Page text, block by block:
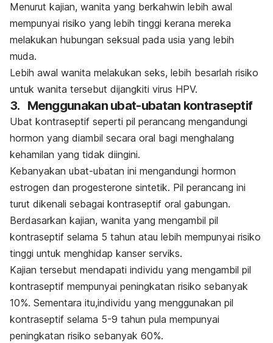
Menurut kajian, wanita yang berkahwin lebih awal
mempunyai risiko yang lebih tinggi kerana mereka
melakukan hubungan seksual pada usia yang lebih
muda.
Lebih awal wanita melakukan seks, lebih besarlah risiko
untuk wanita tersebut dijangkiti virus HPV.
3. Menggunakan ubat-ubatan kontraseptif
Ubat kontraseptif seperti pil perancang mengandungi
hormon yang diambil secara oral bagi menghalang
kehamilan yang tidak diingini.
Kebanyakan ubat-ubatan ini mengandungi hormon
estrogen dan progesterone sintetik. Pil perancang ini
turut dikenali sebagai kontraseptif oral gabungan.
Berdasarkan kajian, wanita yang mengambil pil
kontraseptif selama 5 tahun atau lebih mempunyai risiko
tinggi untuk menghidap kanser serviks.
Kajian tersebut mendapati individu yang mengambil pil
kontraseptif mempunyai peningkatan risiko sebanyak
10%. Sementara itu,individu yang menggunakan pil
kontraseptif selama 5-9 tahun pula mempunyai
peningkatan risiko sebanyak 60%.